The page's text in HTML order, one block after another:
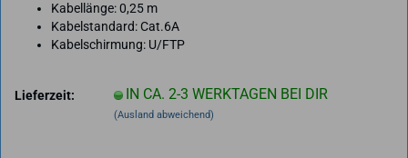
Kabellänge: 0,25 m
Kabelstandard: Cat.6A
Kabelschirmung: U/FTP
Lieferzeit: IN CA. 2-3 WERKTAGEN BEI DIR
(Ausland abweichend)